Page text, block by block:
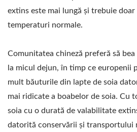
LINIE DE
BĂUTURILOR
MAȘINĂ
BĂUTURI
MAȘINĂ
PENTRU
extins este mai lungă și trebuie
temperaturi normale.
Comunitatea chineză preferă să
la micul dejun, în timp ce europenii
mult băuturile din lapte de soia
mai ridicate a boabelor de soia. Cu
soia cu o durată de valabilitate
datorită conservării și transportului